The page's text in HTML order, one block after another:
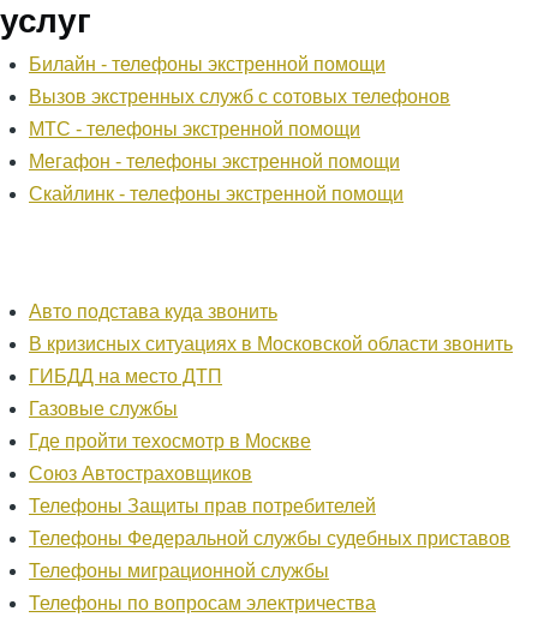
услуг
Билайн - телефоны экстренной помощи
Вызов экстренных служб с сотовых телефонов
МТС - телефоны экстренной помощи
Мегафон - телефоны экстренной помощи
Скайлинк - телефоны экстренной помощи
Авто подстава куда звонить
В кризисных ситуациях в Московской области звонить
ГИБДД на место ДТП
Газовые службы
Где пройти техосмотр в Москве
Союз Автостраховщиков
Телефоны Защиты прав потребителей
Телефоны Федеральной службы судебных приставов
Телефоны миграционной службы
Телефоны по вопросам электричества